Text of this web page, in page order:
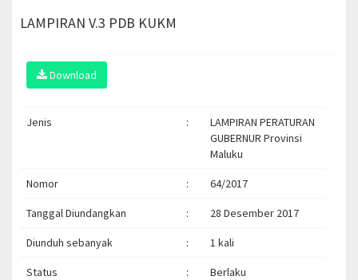
LAMPIRAN V.3 PDB KUKM
Download
Jenis :
LAMPIRAN PERATURAN
GUBERNUR Provinsi
Maluku
Nomor : 64/2017
Tanggal Diundangkan : 28 Desember 2017
Diunduh sebanyak : 1 kali
Status : Berlaku